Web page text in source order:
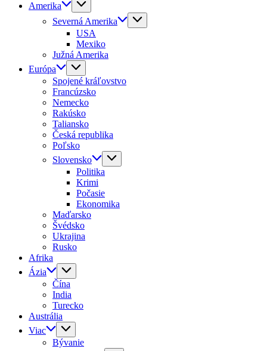
Amerika
Severná Amerika
USA
Mexiko
Južná Amerika
Európa
Spojené kráľovstvo
Francúzsko
Nemecko
Rakúsko
Taliansko
Česká republika
Poľsko
Slovensko
Politika
Krimi
Počasie
Ekonomika
Maďarsko
Švédsko
Ukrajina
Rusko
Afrika
Ázia
Čína
India
Turecko
Austrália
Viac
Bývanie